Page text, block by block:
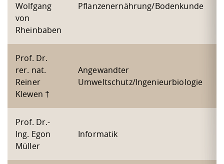
Wolfgang
von
Rheinbaben
Pflanzenernährung/Bodenkunde
Prof. Dr.
rer. nat.
Reiner
Klewen †
Angewandter
Umweltschutz/Ingenieurbiologie
Prof. Dr.-
Ing. Egon
Müller
Informatik